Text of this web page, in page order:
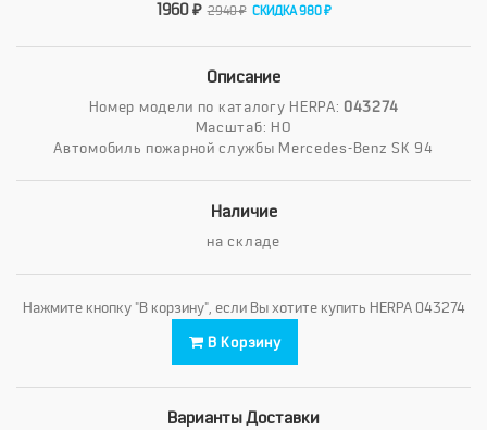
1960 ₽ 2940 ₽ СКИДКА 980 ₽
Описание
Номер модели по каталогу HERPA: 043274
Масштаб: HO
Автомобиль пожарной службы Mercedes-Benz SK 94
Наличие
на складе
Нажмите кнопку "В корзину", если Вы хотите купить HERPA 043274
В Корзину
Варианты Доставки